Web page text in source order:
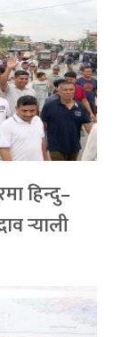
हिन्दु–
र्‍याली